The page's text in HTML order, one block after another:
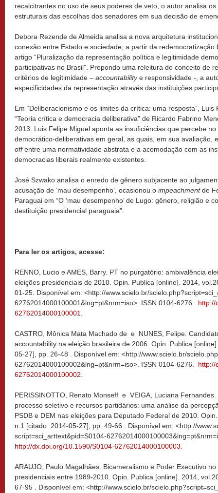
recalcitrantes no uso de seus poderes de veto, o autor analisa
estruturais das escolhas dos senadores em sua decisão de
Debora Rezende de Almeida analisa a nova arquitetura
conexão entre Estado e sociedade, a partir da redemocratização
artigo “Pluralização da representação política e legitimidade
participativas no Brasil”. Propondo uma releitura do conceito de
critérios de legitimidade – accountabilitye responsividade -, a
especificidades da representação através das instituições
Em “Deliberacionismo e os limites da crítica: uma resposta”,
“Teoria crítica e democracia deliberativa” de Ricardo Fabrino
2013. Luis Felipe Miguel aponta as insuficiências que percebe
democrático-deliberativas em geral, as quais, em sua avaliação,
offentre uma normatividade abstrata e a acomodação com as
democracias liberais realmente existentes.
José Szwako analisa o enredo de gênero subjacente ao
acusação de ‘mau desempenho’, ocasionou o impeachmentde
Paraguai em “O ‘mau desempenho’ de Lugo: gênero, religião e
destituição presidencial paraguaia”.
Para ler os artigos, acesse:
RENNO, Lucio e AMES, Barry. PT no purgatório: ambivalência
eleições presidenciais de 2010. Opin. Publica [online]. 2014,
01-25. Disponível em: <http://www.scielo.br/
62762014000100001&lng=pt&nrm=iso>. ISSN 0104-6276. http://
62762014000100001
CASTRO, Mônica Mata Machado de e NUNES, Felipe.
accountability na eleição brasileira de 2006. Opin. Publica
05-27], pp. 26-48 . Disponível em: <http://www.scielo.br/
62762014000100002&lng=pt&nrm=iso>. ISSN 0104-6276. http://
62762014000100002
PERISSINOTTO, Renato Monseff e VEIGA, Luciana
processo seletivo e recursos partidários: uma análise da
PSDB e DEM nas eleições para Deputado Federal de 2010.
n.1 [citado 2014-05-27], pp. 49-66 . Disponível em: <http://
script=sci_arttext&pid=S0104-
http://dx.doi.org/10.1590/S0104-62762014000100003
ARAUJO, Paulo Magalhães. Bicameralismo e Poder Executivo
presidenciais entre 1989-2010. Opin. Publica [online]. 2014,
67-95 . Disponível em: <http://www.scielo.br/